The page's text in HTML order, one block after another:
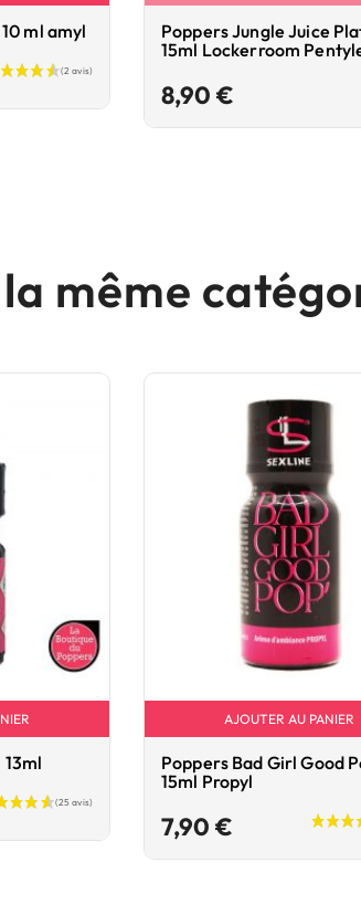
ml amyl
Poppers Jungle Juice
15ml Lockerroom
8,90 €Prix
même
AJOUTER AU PANIER
Poppers Bad Girl Good
15ml Propyl
7,90 €Prix